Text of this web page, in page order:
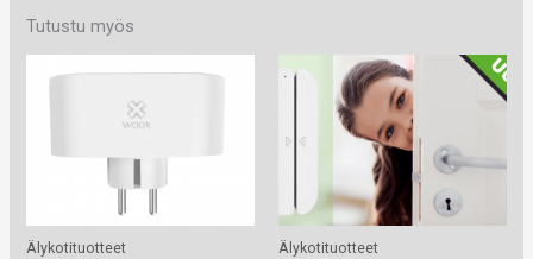
Tutustu myös
Älykotituotteet Älykotituotteet